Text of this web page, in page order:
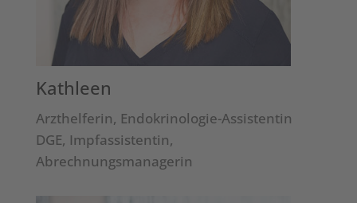
Kathleen
Arzthelferin, Endokrinologie-Assistentin
DGE, Impfassistentin,
Abrechnungsmanagerin